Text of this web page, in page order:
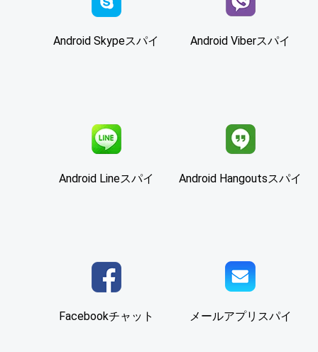
Android Skypeスパイ Android Viberスパイ
Android Lineスパイ Android Hangoutsスパイ
Facebookチャット メールアプリスパイ